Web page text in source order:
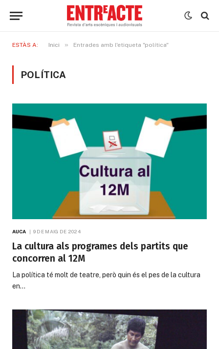
ESTÀS A: Inici » Entrades amb l'etiqueta "política"
POLÍTICA
AUCA 9 DE MAIG DE 2024
La cultura als programes dels partits que
concorren al 12M
La política té molt de teatre, però quin és el pes de la cultura
en…